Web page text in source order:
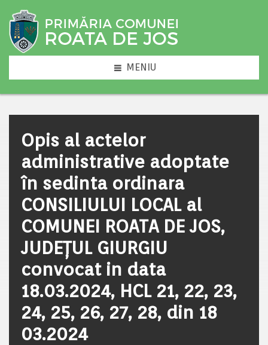
MENIU
Opis al actelor
administrative adoptate
în sedinta ordinara
CONSILIULUI LOCAL al
COMUNEI ROATA DE JOS,
JUDEȚUL GIURGIU
convocat in data
18.03.2024, HCL 21, 22, 23,
24, 25, 26, 27, 28, din 18
03.2024